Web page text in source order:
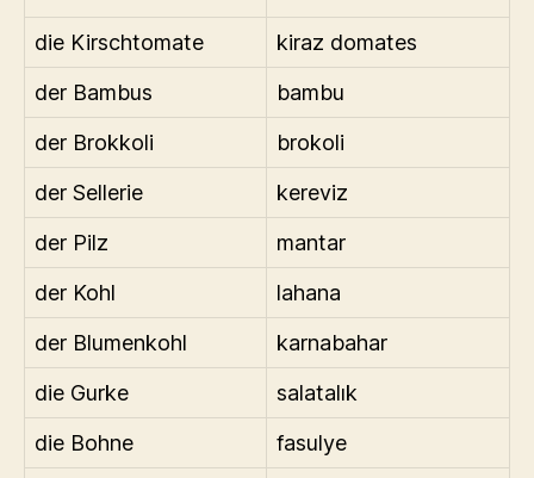
die Kirschtomate
kiraz domates
der Bambus
bambu
der Brokkoli
brokoli
der Sellerie
kereviz
der Pilz
mantar
der Kohl
lahana
der Blumenkohl
karnabahar
die Gurke
salatalık
die Bohne
fasulye